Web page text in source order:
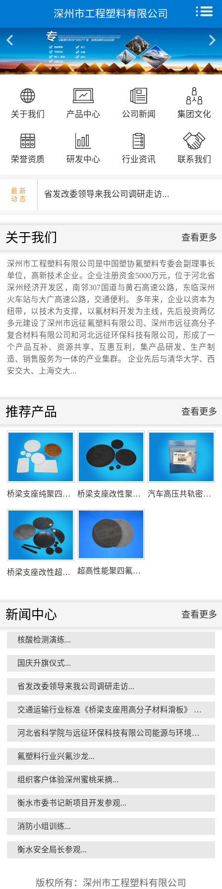
深州市工程塑料有限公司
关于我们 产品中心 公司新闻 集团文化
荣誉资质 研发中心 行业资讯 联系我们
最 新
动 态
核酸检测演练...
国庆升旗仪式...
省发改委领导来我公司调研走访...
交通运输行业标准《桥梁支座用高分子材料
滑板》 送审稿审查会在京召开...
河北省科学院与远征环保科技有限公司能源
式...
氟塑料行业兴氟沙龙...
组织客户体验深州蜜桃采摘...
衡水市委书记新项目开发参观...
消防小组训练...
关于我们 查看更多
深州市工程塑料有限公司是中国塑协氟塑料专委会副理事长
单位，高新技术企业。企业注册资金5000万元，位于河北省
深州经济开发区，南邻307国道与黄石高速公路，东临深州
火车站与大广高速公路，交通便利。 多年来，企业以资本为
纽带，以技术为支撑，以氟材料开发为主线，先后投资两亿
多元建设了深州市远征氟塑料有限公司、深州市远征高分子
复合材料有限公司和河北远征环保科技有限公司，形成了一
个产品互补、资源共享，互惠互利，集产品研发、生产制
造、销售服务为一体的产业集群。 企业先后与清华大学、西
安交大、上海交大...
推荐产品 查看更多
桥梁支座纯聚四氟乙烯滑板 桥梁支座改性聚四氟乙烯滑板 汽车高压共轨密封圈
桥梁支座改性超高分子量聚乙烯滑板 超高性能聚四氟乙烯滑板
新闻中心 查看更多
核酸检测演练...
国庆升旗仪式...
省发改委领导来我公司调研走访...
交通运输行业标准《桥梁支座用高分子材料滑板》 送审稿审查会在京召开...
河北省科学院与远征环保科技有限公司能源与环境新材料成果转化基地签约暨揭牌仪式...
氟塑料行业兴氟沙龙...
组织客户体验深州蜜桃采摘...
衡水市委书记新项目开发参观...
消防小组训练...
衡水安全局长参观...
版权所有：深州市工程塑料有限公司
首页
关于我们
产品中心
远征研发中心
集团文化
新闻动态